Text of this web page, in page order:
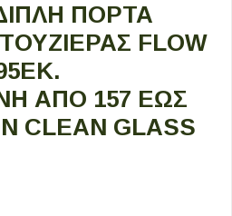
ΠΌΡΤΑ
FLOW
ΑΠΌ 157 ΈΩΣ
CLEAN GLASS